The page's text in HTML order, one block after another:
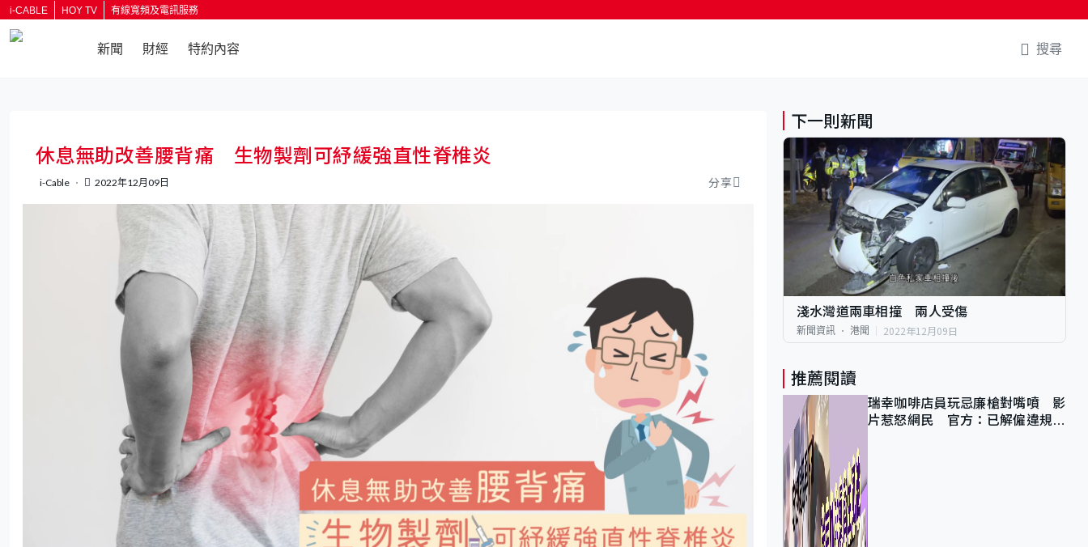
i-CABLE HOY TV 有線寬頻及電訊服務
新聞 財經 特約內容 搜尋
休息無助改善腰背痛 生物製劑可紓緩強直性脊椎炎
i-Cable 2022年12月09日 分享
下一則新聞
淺水灣道兩車相撞 兩人受傷
新聞資訊 港聞 2022年12月09日
推薦閱讀
瑞幸咖啡店員玩忌廉槍對嘴噴 影
片惹怒網民 官方：已解僱違規員